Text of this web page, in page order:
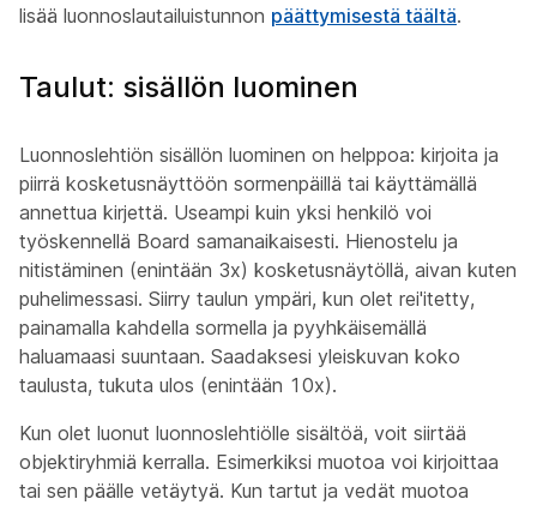
lisää luonnoslautailuistunnon päättymisestä täältä.
Taulut: sisällön luominen
Luonnoslehtiön sisällön luominen on helppoa: kirjoita ja
piirrä kosketusnäyttöön sormenpäillä tai käyttämällä
annettua kirjettä. Useampi kuin yksi henkilö voi
työskennellä Board samanaikaisesti. Hienostelu ja
nitistäminen (enintään 3x) kosketusnäytöllä, aivan kuten
puhelimessasi. Siirry taulun ympäri, kun olet rei'itetty,
painamalla kahdella sormella ja pyyhkäisemällä
haluamaasi suuntaan. Saadaksesi yleiskuvan koko
taulusta, tukuta ulos (enintään 10x).
Kun olet luonut luonnoslehtiölle sisältöä, voit siirtää
objektiryhmiä kerralla. Esimerkiksi muotoa voi kirjoittaa
tai sen päälle vetäytyä. Kun tartut ja vedät muotoa